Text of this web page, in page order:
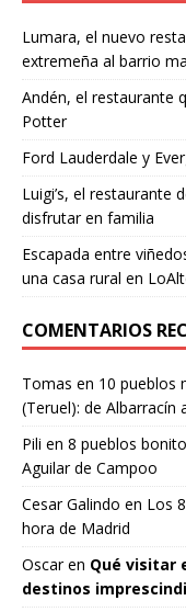
Lumara, el nuevo
extremeña al barrio
Andén, el restaurante
Potter
Ford Lauderdale y
Luigi’s, el restaurante
disfrutar en familia
Escapada entre
una casa rural en
COMENTARIOS
Tomas en 10 pueblos
(Teruel): de Albarracín
Pili en 8 pueblos
Aguilar de Campoo
Cesar Galindo en Los
hora de Madrid
Oscaren Qué visitar
destinos